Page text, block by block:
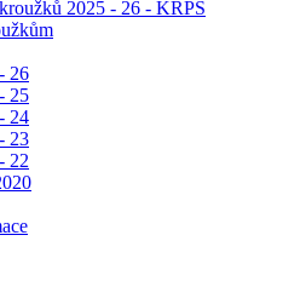
2025 - 26 - KRPŠ
26
25
24
23
22